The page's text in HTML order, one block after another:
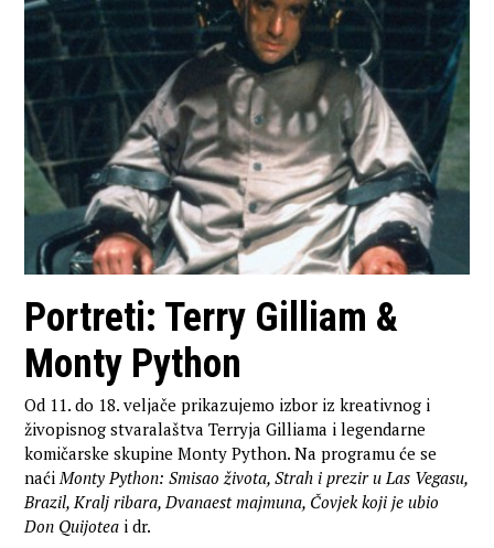
Portreti: Terry Gilliam &
Monty Python
Od 11. do 18. veljače prikazujemo izbor iz kreativnog i
živopisnog stvaralaštva Terryja Gilliama i legendarne
komičarske skupine Monty Python. Na programu će se
naći Monty Python: Smisao života, Strah i prezir u Las Vegasu,
Brazil, Kralj ribara, Dvanaest majmuna, Čovjek koji je ubio
Don Quijotea i dr.